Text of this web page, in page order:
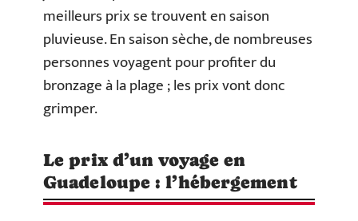
meilleurs prix se trouvent en saison
pluvieuse. En saison sèche, de nombreuses
personnes voyagent pour profiter du
bronzage à la plage ; les prix vont donc
grimper.
Le prix d’un voyage en
Guadeloupe : l’hébergement